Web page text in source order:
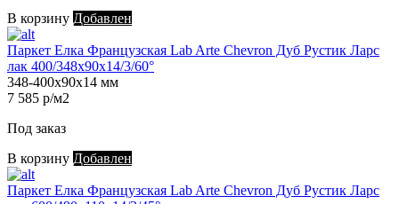
В корзину Добавлен
Паркет Елка Французская Lab Arte Chevron Дуб Рустик Ларс
лак 400/348х90х14/3/60°
348-400х90х14 мм
7 585 р/м2
Под заказ
В корзину Добавлен
Паркет Елка Французская Lab Arte Chevron Дуб Рустик Ларс